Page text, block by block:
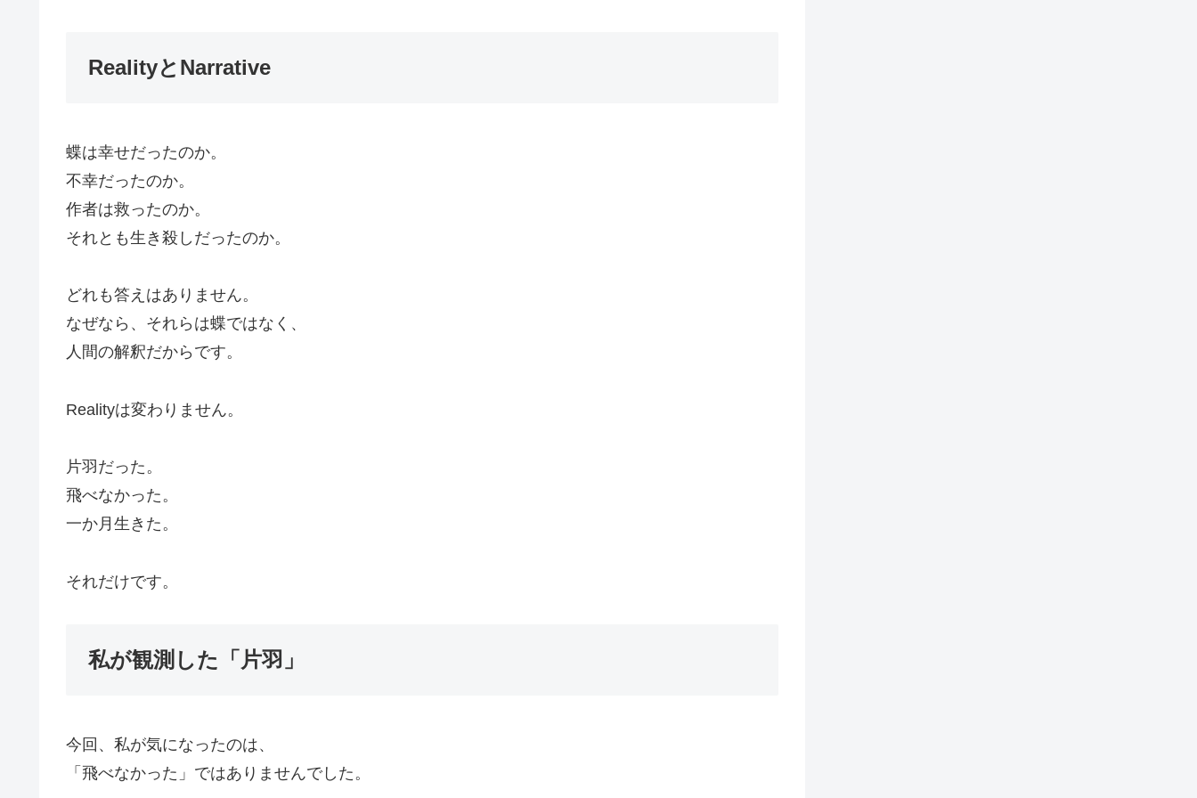
RealityとNarrative
蝶は幸せだったのか。
不幸だったのか。
作者は救ったのか。
それとも生き殺しだったのか。
どれも答えはありません。
なぜなら、それらは蝶ではなく、
人間の解釈だからです。
Realityは変わりません。
片羽だった。
飛べなかった。
一か月生きた。
それだけです。
私が観測した「片羽」
今回、私が気になったのは、
「飛べなかった」ではありませんでした。